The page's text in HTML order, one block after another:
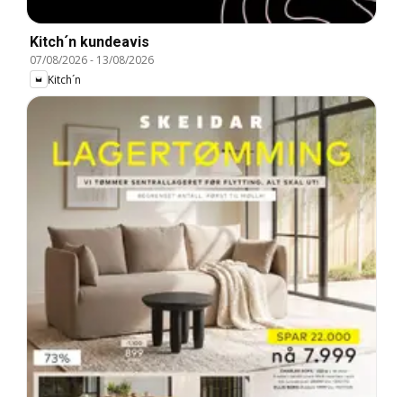
Kitch´n kundeavis
07/08/2026- 13/08/2026
Kitch´n